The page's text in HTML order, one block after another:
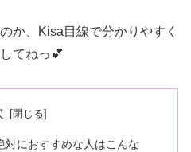
か、Kisa目線で分かりやすく
てねっ💕
対におすすめな人はこんな